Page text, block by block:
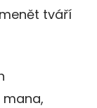
tváří